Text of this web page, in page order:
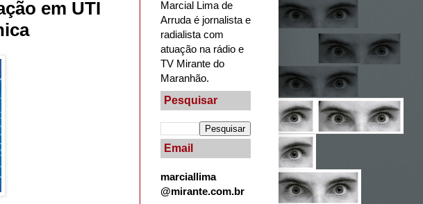
em UTI
Marcial Lima de
Arruda é jornalista e
radialista com
atuação na rádio e
TV Mirante do
Maranhão.
Pesquisar
Email
marciallima
@mirante.com.br